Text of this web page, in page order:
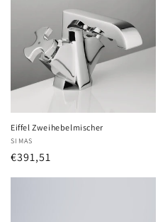
Eiffel Zweihebelmischer
Anbieter:
SIMAS
Normaler
€391,51